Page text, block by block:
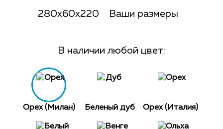
280x60x220
Ваши размеры
В наличии любой цвет:
Орех (Милан) Беленый дуб Орех (Италия)